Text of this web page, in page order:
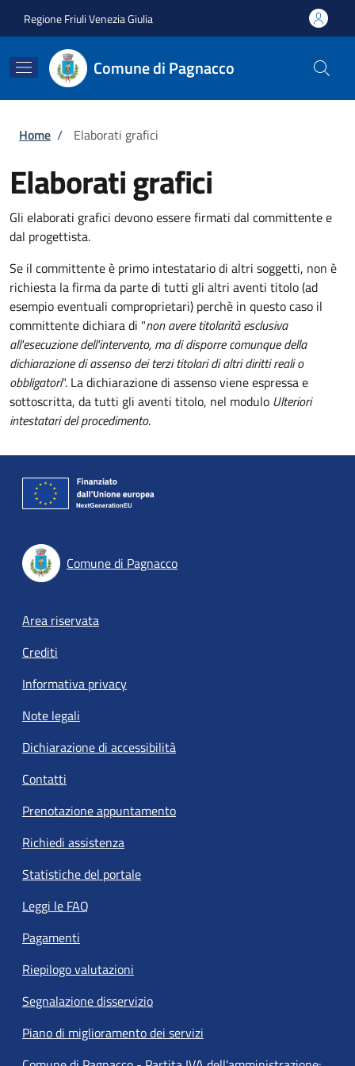
Regione Friuli Venezia Giulia
Comune di Pagnacco
Briciole di pane
Home / Elaborati grafici
Elaborati grafici
Gli elaborati grafici devono essere firmati dal committente e
dal progettista.
Se il committente è primo intestatario di altri soggetti, non è
richiesta la firma da parte di tutti gli altri aventi titolo (ad
esempio eventuali comproprietari) perchè in questo caso il
committente dichiara di "non avere titolarità esclusiva
all'esecuzione dell'intervento, ma di disporre comunque della
dichiarazione di assenso dei terzi titolari di altri diritti reali o
obbligatori". La dichiarazione di assenso viene espressa e
sottoscritta, da tutti gli aventi titolo, nel modulo Ulteriori
intestatari del procedimento.
Comune di Pagnacco
Footer menu
Area riservata
Crediti
Informativa privacy
Note legali
Dichiarazione di accessibilità
Contatti
Prenotazione appuntamento
Richiedi assistenza
Statistiche del portale
Leggi le FAQ
Pagamenti
Riepilogo valutazioni
Segnalazione disservizio
Piano di miglioramento dei servizi